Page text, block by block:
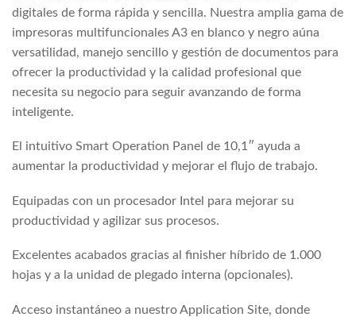
digitales de forma rápida y sencilla. Nuestra amplia gama de
impresoras multifuncionales A3 en blanco y negro aúna
versatilidad, manejo sencillo y gestión de documentos para
ofrecer la productividad y la calidad profesional que
necesita su negocio para seguir avanzando de forma
inteligente.
El intuitivo Smart Operation Panel de 10,1″ ayuda a
aumentar la productividad y mejorar el flujo de trabajo.
Equipadas con un procesador Intel para mejorar su
productividad y agilizar sus procesos.
Excelentes acabados gracias al finisher híbrido de 1.000
hojas y a la unidad de plegado interna (opcionales).
Acceso instantáneo a nuestro Application Site, donde